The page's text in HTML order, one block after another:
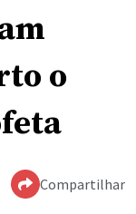
o
Compartilhar